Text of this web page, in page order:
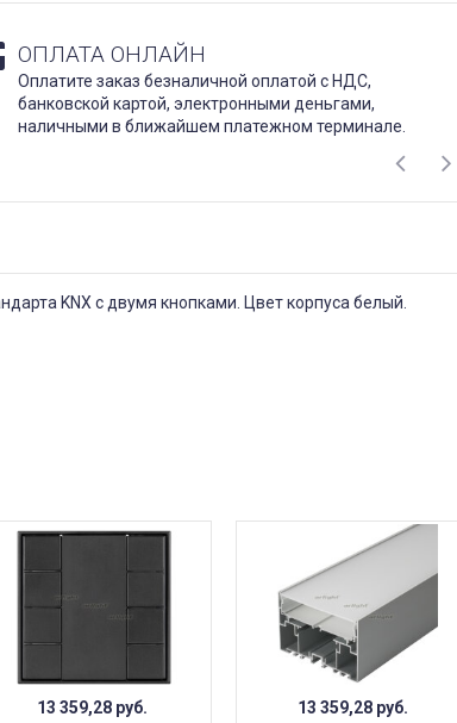
ОПЛАТА ОНЛАЙН
Оплатите заказ безналичной оплатой с НДС,
банковской картой, электронными деньгами,
наличными в ближайшем платежном терминале.
KNX с двумя кнопками. Цвет корпуса белый.
13 359,28 руб. 13 359,28 руб.